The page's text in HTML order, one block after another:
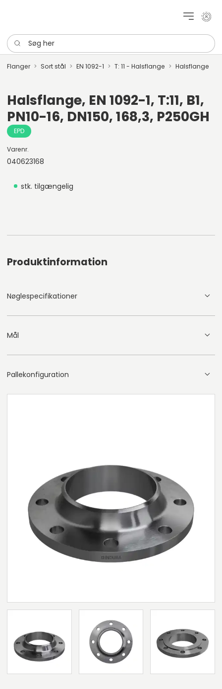
Mit
Søg her
Flanger Sort stål EN 1092-1 T: 11 - Halsflange Halsflange
Halsflange, EN 1092-1, T:11, B1,
PN10-16, DN150, 168,3, P250GH
EPD
Varenr.
040623168
stk. tilgængelig
Produktinformation
Nøglespecifikationer
Mål
Pallekonfiguration